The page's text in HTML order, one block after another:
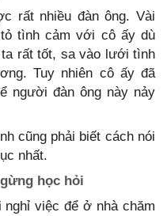
rất nhiều đàn ông. Vài
tình cảm với cô ấy dù
ta rất tốt, sa vào lưới tình
Tuy nhiên cô ấy đã
người đàn ông này nảy
cũng phải biết cách nói
nhất.
học hỏi
nghỉ việc để ở nhà chăm